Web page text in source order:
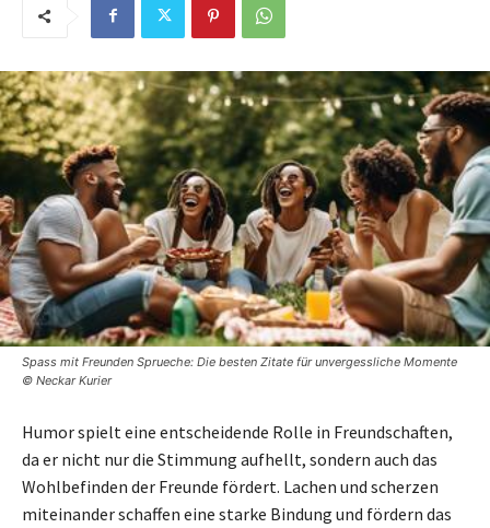
Spass mit Freunden Sprueche: Die besten Zitate für unvergessliche Momente
© Neckar Kurier
Humor spielt eine entscheidende Rolle in Freundschaften,
da er nicht nur die Stimmung aufhellt, sondern auch das
Wohlbefinden der Freunde fördert. Lachen und scherzen
miteinander schaffen eine starke Bindung und fördern das